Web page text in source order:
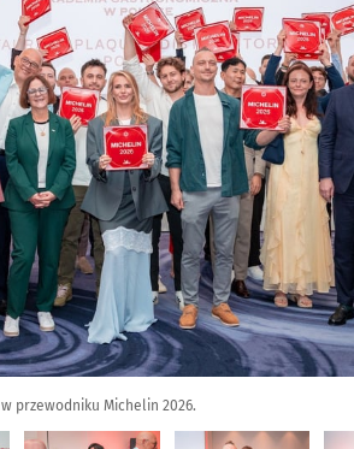
przewodniku Michelin 2026.